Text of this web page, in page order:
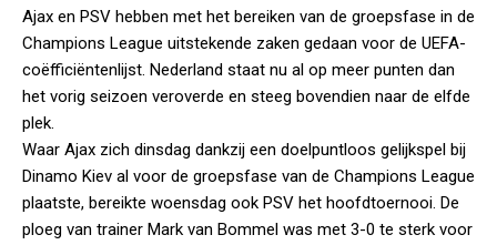
Ajax en PSV hebben met het bereiken van de groepsfase in de
Champions League uitstekende zaken gedaan voor de UEFA-
coëfficiëntenlijst. Nederland staat nu al op meer punten dan
het vorig seizoen veroverde en steeg bovendien naar de elfde
plek.
Waar Ajax zich dinsdag dankzij een doelpuntloos gelijkspel bij
Dinamo Kiev al voor de groepsfase van de Champions League
plaatste, bereikte woensdag ook PSV het hoofdtoernooi. De
ploeg van trainer Mark van Bommel was met 3-0 te sterk voor